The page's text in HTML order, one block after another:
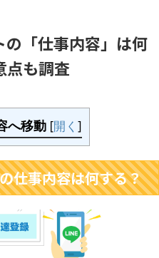
「仕事内容」は何
点も調査
へ移動 [開く ]
仕事内容は何する？